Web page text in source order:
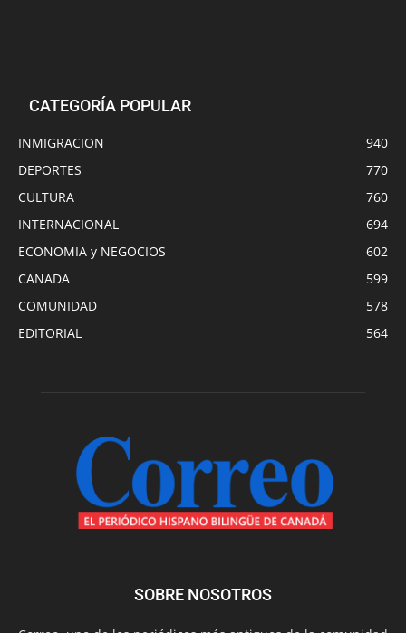
CATEGORÍA POPULAR
INMIGRACION
940
DEPORTES
770
CULTURA
760
INTERNACIONAL
694
ECONOMIA y NEGOCIOS
602
CANADA
599
COMUNIDAD
578
EDITORIAL
564
SOBRE NOSOTROS